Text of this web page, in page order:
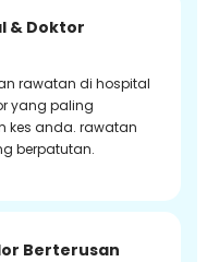
& Doktor
rawatan di hospital
yang paling
kes anda. rawatan
berpatutan.
Berterusan